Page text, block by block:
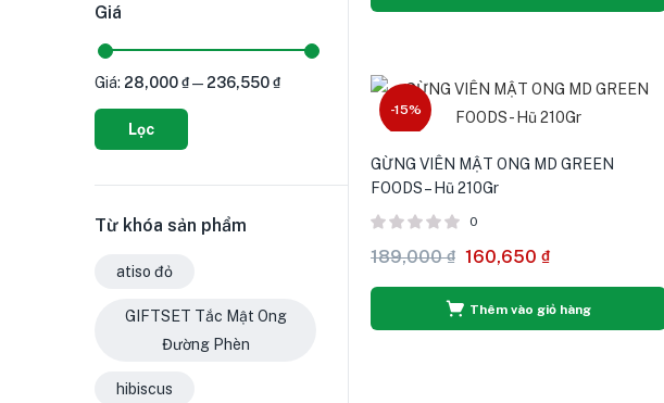
-15%
GỪNG VIÊN MẬT ONG MD GREEN
FOODS – Hũ 210Gr
0
189,000₫ 160,650 ₫
Thêm vào giỏ hàng
Giá
Lọc
Giá: 28,000 ₫— 236,550 ₫
Từ khóa sản phẩm
atiso đỏ
GIFTSET Tắc Mật Ong
Đường Phèn
hibiscus